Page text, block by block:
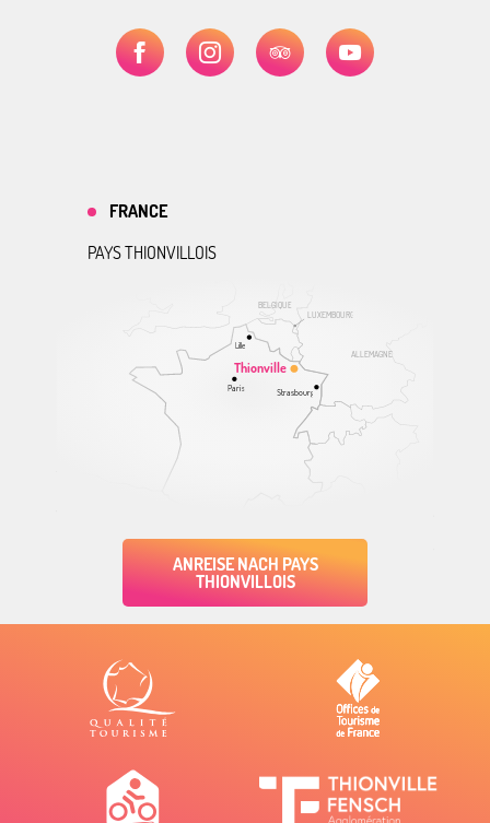
ALLEMAGNE
BELGIQUE
LUXEMBOURG
Thionville
Lille
Paris Strasbourg
FRANCE
PAYS THIONVILLOIS
ANREISE NACH PAYS
THIONVILLOIS